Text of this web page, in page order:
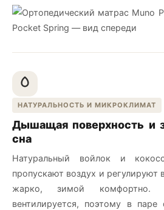
НАТУРАЛЬНОСТЬ И МИКРОКЛИМАТ
Дышащая поверхность и
сна
Натуральный войлок и
пропускают воздух и
жарко, зимой комфортно.
вентилируется, поэтому в